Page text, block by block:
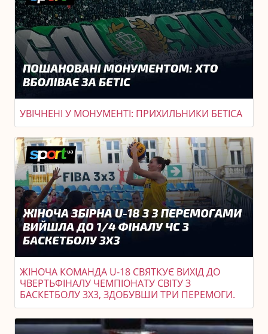
УВІЧНЕНІ У МОНУМЕНТІ: ПРИХИЛЬНИКИ БЕТІСА
ЖІНОЧА КОМАНДА U-18 СВЯТКУЄ ВИХІД ДО
ЧВЕРТЬФІНАЛУ ЧЕМПІОНАТУ СВІТУ З
БАСКЕТБОЛУ 3X3, ЗДОБУВШИ ТРИ ПЕРЕМОГИ.